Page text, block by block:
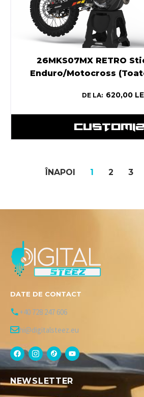
26MKS07MX RETRO
Enduro/Motocross
DE LA: 620,00
ÎNAPOI 1 2 3
DATE DE CONTACT
+40 728 247 606
hi@digitalsteez.eu
NEWSLETTER